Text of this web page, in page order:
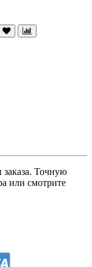
заказа. Точную
или смотрите